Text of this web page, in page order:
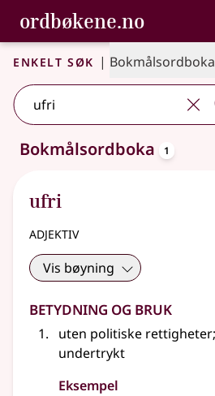
Gå til hovudinnhald
Tilgjenge
ordbøkene.no,
Bokmålsordboka og Nynorskordboka
Enkelt søk | Bokmålsordboka
Eitt treff.Ytterlegare søkjeforslag
Bokmålsordboka 1
ufri
adjektiv
Vis bøyning
Betydning og bruk
uten politiske rettigheter;
undertrykt
Eksempel